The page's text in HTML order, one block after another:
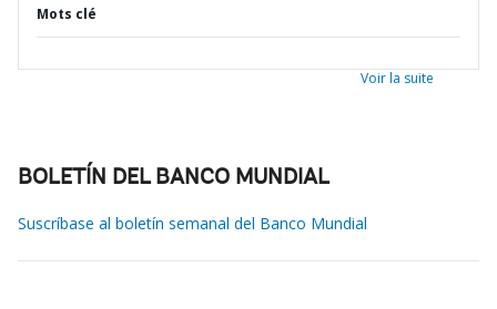
Mots clé
Voir la suite
BOLETÍN DEL BANCO MUNDIAL
Suscríbase al boletín semanal del Banco Mundial